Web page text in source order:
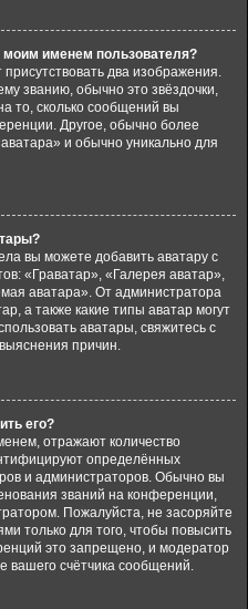
именем пользователя?
два изображения.
званию, обычно это звёздочки,
то, сколько сообщений вы
Другое, обычно более
и обычно уникально для
вы можете добавить аватару с
«Граватар», «Галерея аватар»,
аватара». От администратора
а также какие типы аватар могут
аватары, свяжитесь с
причин.
его?
отражают количество
определённых
и администраторов. Обычно вы
званий на конференции,
Пожалуйста, не засоряйте
только для того, чтобы повысить
это запрещено, и модератор
вашего счётчика сообщений.